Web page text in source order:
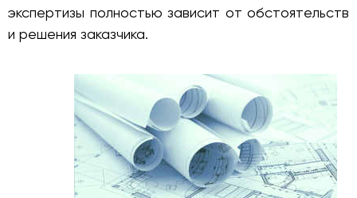
экспертизы полностью зависит от обстоятельств
и решения заказчика.